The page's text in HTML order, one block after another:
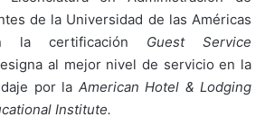
de la Universidad de las Américas
la certificación Guest Service
al mejor nivel de servicio en la
por la American Hotel & Lodging
Institute.